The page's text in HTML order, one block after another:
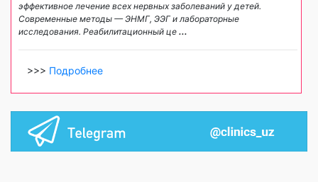
эффективное лечение всех нервных заболеваний у детей.
Современные методы — ЭНМГ, ЭЭГ и лабораторные
исследования. Реабилитационный це ...
>>> Подробнее